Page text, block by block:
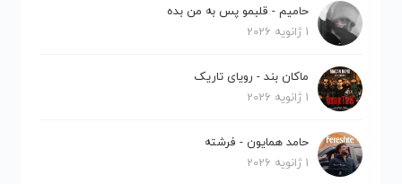
حامیم - قلبمو پس به من بده
1 ژانویه 2026
ماکان بند - رویای تاریک
1 ژانویه 2026
حامد همایون - فرشته
1 ژانویه 2026